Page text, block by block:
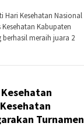
Hari Kesehatan Nasional
Kabupaten
meraih juara 2
Turnamen